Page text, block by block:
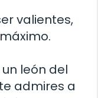
valientes,
león del
admires a